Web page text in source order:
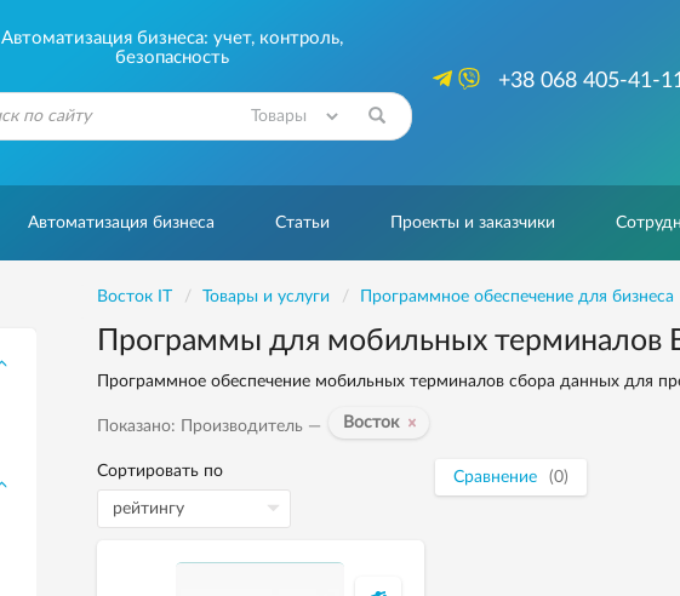
Автоматизация бизнеса: учет, контроль,
безопасность
+38 068 405-41-
Автоматизация бизнеса Статьи Проекты и заказчики
Восток IT Товары и услуги Программное обеспечение для бизнеса
Программы для мобильных терминалов
Программное обеспечение мобильных терминалов сбора данных для
Показано: Производитель — Восток
Сортировать по Сравнение (0)